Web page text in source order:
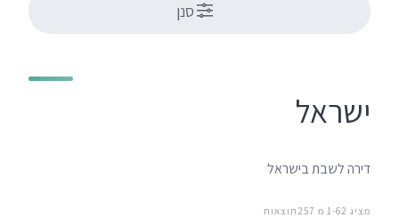
סנן
ישראל
דירה לשבת בישראל
מציג 1-62 מ 257תוצאות